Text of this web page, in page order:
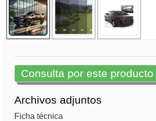
Consulta por este producto
Archivos adjuntos
Ficha técnica